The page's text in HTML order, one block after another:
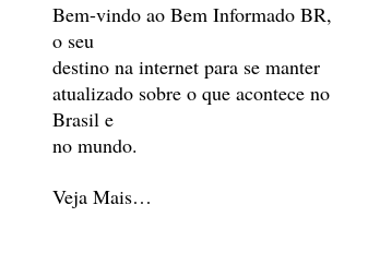
Bem-vindoao Bem Informado BR,
o seu
destino na internet para se manter
atualizado sobre o que acontece no
Brasil e
no mundo.
Veja Mais…